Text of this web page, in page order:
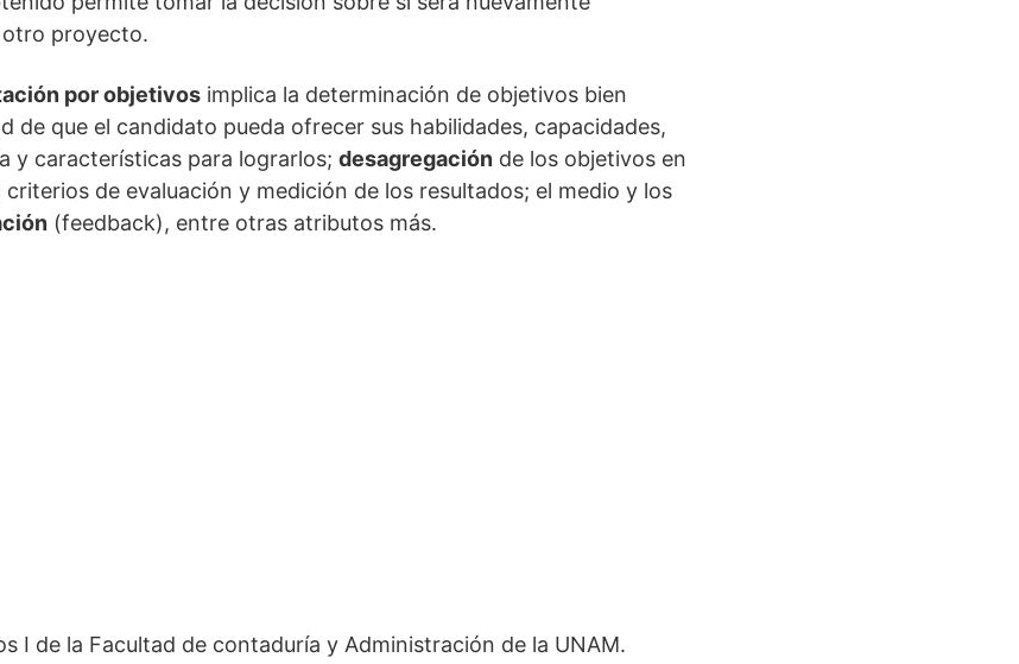
proyecto.
por objetivos implica la determinación de objetivos bien
de que el candidato pueda ofrecer sus habilidades, capacidades,
y características para lograrlos; desagregación de los objetivos en
de evaluación y medición de los resultados; el medio y los
(feedback), entre otras atributos más.
I de la Facultad de contaduría y Administración de la UNAM.